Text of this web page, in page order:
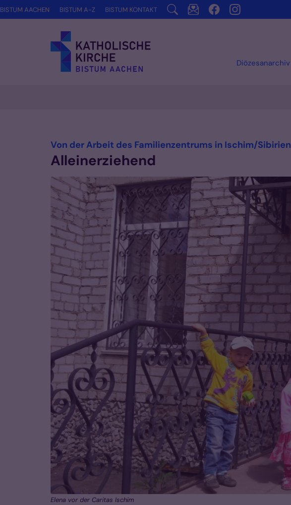
Zum Inhalt springen
Diözesanarchiv
BISTUM AACHEN BISTUM A-Z BISTUM KONTAKT
Von der Arbeit des Familienzentrums in Ischim/Sibirien
Alleinerziehend
Elena vor der Caritas Ischim